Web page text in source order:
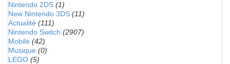
Nintendo 2DS (1)
New Nintendo 3DS (11)
Actualité (111)
Nintendo Switch (2907)
Mobile (42)
Musique (0)
LEGO (5)